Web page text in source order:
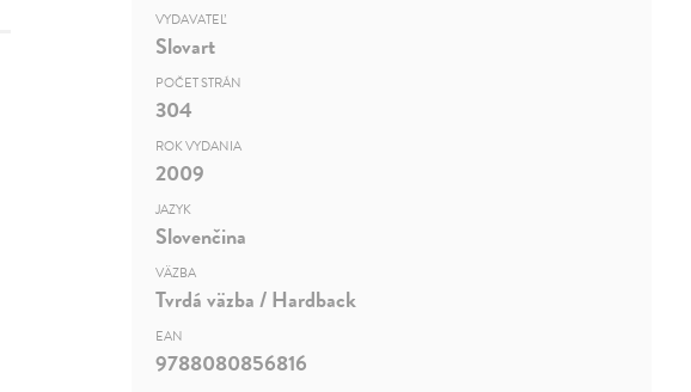
VYDAVATEĽ
Slovart
POČET STRÁN
304
ROK VYDANIA
2009
JAZYK
Slovenčina
VÄZBA
Tvrdá väzba / Hardback
EAN
9788080856816